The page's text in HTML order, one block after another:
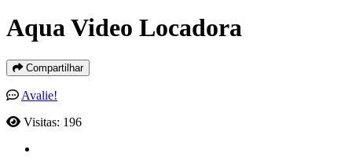
Aqua Video Locadora
Compartilhar
Avalie!
Visitas: 196